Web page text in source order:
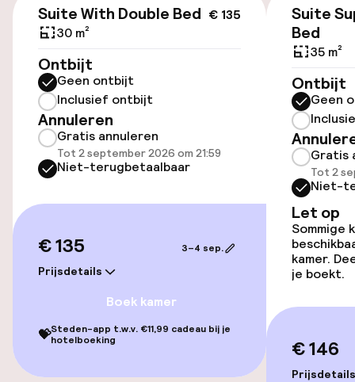
Mogelijk extra kosten
Oplaadpunt elektrische auto op
locatie
Toegankelijkheid
Kamers
Familiekamers beschikbaar
Aansluitende kamers beschikbaar
€ 135
Suite With Double Bed
30 m²
Ontbijt
Geen ontbijt
Inclusief ontbijt
Annuleren
Gratis annuleren
Tot 2 september 2026 om 21:59
Niet-terugbetaalbaar
€ 135
Prijsdetails
3–4 sep.
Boek kamer
💝Steden-app t.w.v. €11,99 cadeau bij je
hotelboeking
Suite
Bed
35 m²
Ontbijt
Geen
Gratis
Tot 2
Niet-
Let op
Sommige
kamer.
je boekt.
€ 146
Prijsdetails